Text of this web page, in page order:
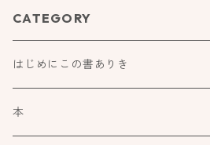
CATEGORY
はじめにこの書ありき
本